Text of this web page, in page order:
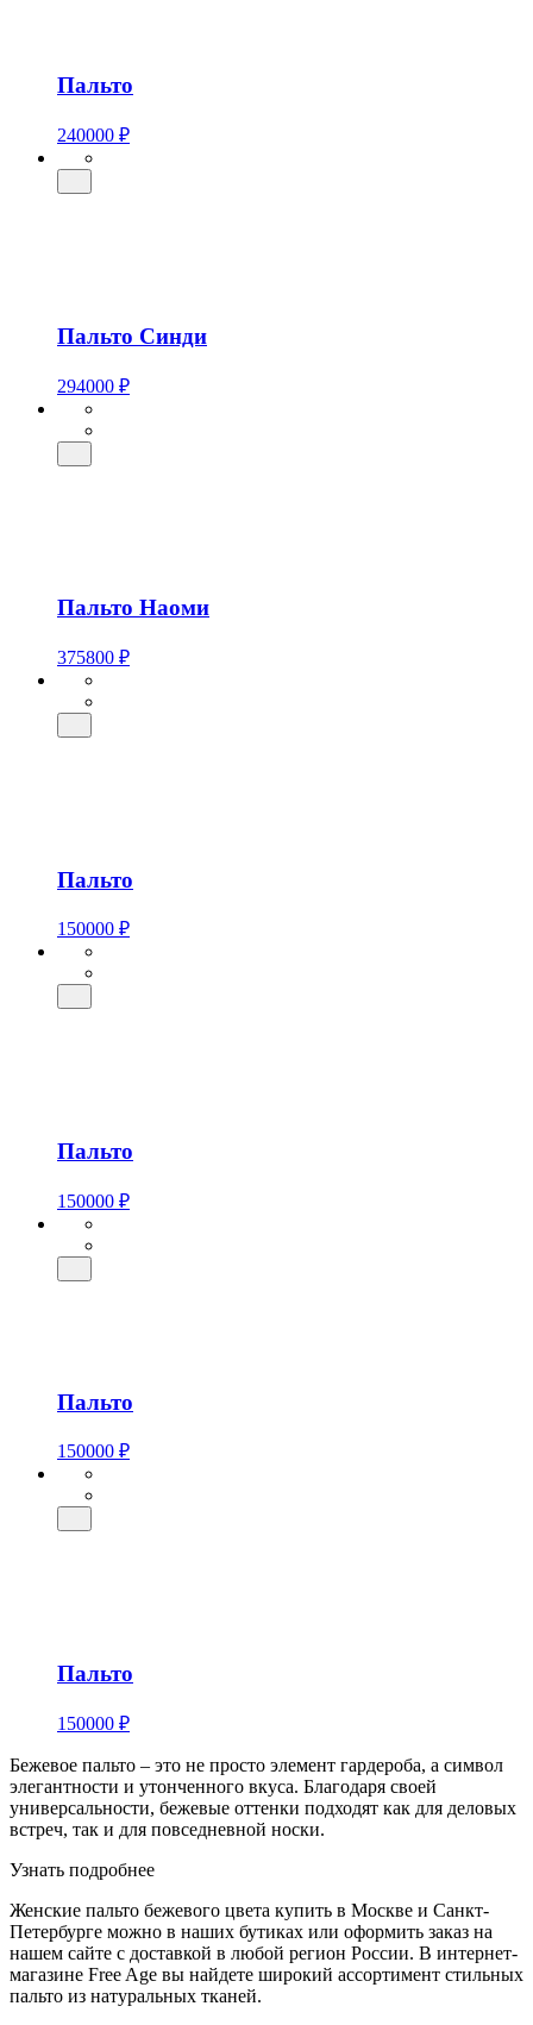
Пальто
240000 ₽
Пальто Синди
294000 ₽
Пальто Наоми
375800 ₽
Пальто
150000 ₽
Пальто
150000 ₽
Пальто
150000 ₽
Пальто
150000 ₽
Бежевое пальто – это не просто элемент гардероба, а символ
элегантности и утонченного вкуса. Благодаря своей
универсальности, бежевые оттенки подходят как для деловых
встреч, так и для повседневной носки.
Узнать подробнее
Женские пальто бежевого цвета купить в Москве и Санкт-
Петербурге можно в наших бутиках или оформить заказ на
нашем сайте с доставкой в любой регион России. В интернет-
магазине Free Age вы найдете широкий ассортимент стильных
пальто из натуральных тканей.